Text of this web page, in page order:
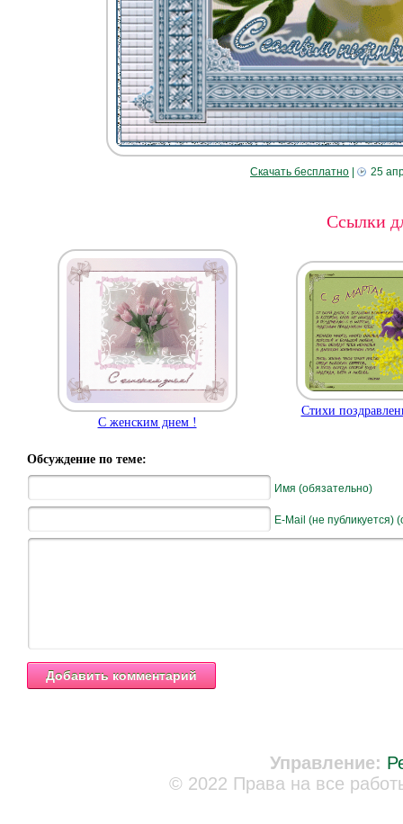
Скачать бесплатно 25
Ссылки
С женским днем !
Стихи
Обсуждение по теме:
Имя (обязательно)
E-Mail (не публикуется)
Управление:
© 2022 Права на все